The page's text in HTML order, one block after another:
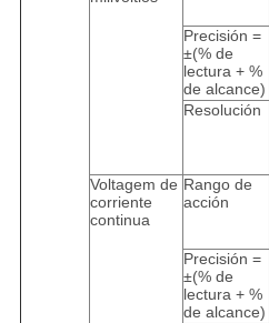
Precisión =
±(% de
lectura + %
de alcance)
Resolución
Voltagem de
corriente
continua
Rango de
acción
Precisión =
±(% de
lectura + %
de alcance)